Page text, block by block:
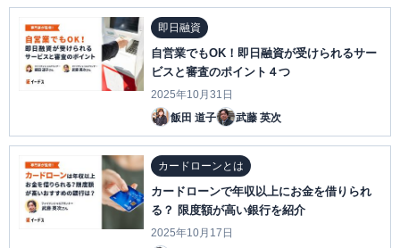
即日融資
自営業でもOK！即日融資が受けられるサー
ビスと審査のポイント４つ
2025年10月31日
飯田 道子
武藤 英次
カードローンとは
カードローンで年収以上にお金を借りられ
る？ 限度額が高い銀行を紹介
2025年10月17日